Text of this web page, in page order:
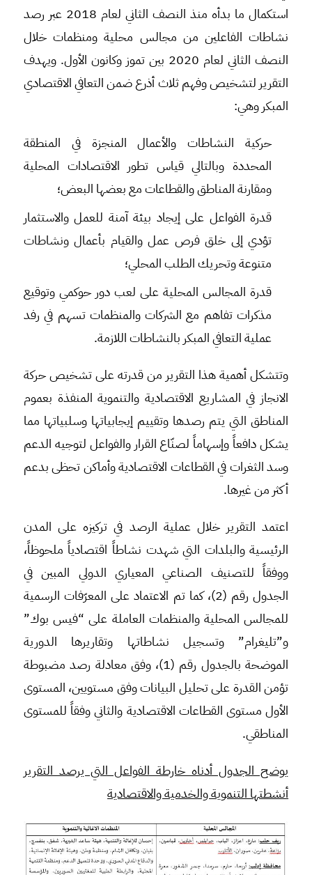
استكمال ما بدأه منذ النصف الثاني لعام 2018 عبر رصد
نشاطات الفاعلين من مجالس محلية ومنظمات خلال
النصف الثاني لعام 2020 بين تموز وكانون الأول. ويهدف
التقرير لتشخيص وفهم ثلاث أذرع ضمن التعافي الاقتصادي
المبكر وهي:
حركية النشاطات والأعمال المنجزة في المنطقة
المحددة وبالتالي قياس تطور الاقتصادات المحلية
ومقارنة المناطق والقطاعات مع بعضها البعض؛
قدرة الفواعل على إيجاد بيئة آمنة للعمل والاستثمار
تؤدي إلى خلق فرص عمل والقيام بأعمال ونشاطات
متنوعة وتحريك الطلب المحلي؛
قدرة المجالس المحلية على لعب دور حوكمي وتوقيع
مذكرات تفاهم مع الشركات والمنظمات تسهم في رفد
عملية التعافي المبكر بالنشاطات اللازمة.
وتتشكل أهمية هذا التقرير من قدرته على تشخيص حركة
الانجاز في المشاريع الاقتصادية والتنموية المنفذة بعموم
المناطق التي يتم رصدها وتقييم إيجابياتها وسلبياتها مما
يشكل دافعاً وإسهاماً لصنّاع القرار والفواعل لتوجيه الدعم
وسد الثغرات في القطاعات الاقتصادية وأماكن تحظى بدعم
أكثر من غيرها.
اعتمد التقرير خلال عملية الرصد في تركيزه على المدن
الرئيسية والبلدات التي شهدت نشاطاً اقتصادياً ملحوظاً،
ووفقاً للتصنيف الصناعي المعياري الدولي المبين في
الجدول رقم (2)، كما تم الاعتماد على المعرّفات الرسمية
للمجالس المحلية والمنظمات العاملة على “فيس بوك”
و”تليغرام” وتسجيل نشاطاتها وتقاريرها الدورية
الموضحة بالجدول رقم (1)، وفق معادلة رصد مضبوطة
تؤمن القدرة على تحليل البيانات وفق مستويين، المستوى
الأول مستوى القطاعات الاقتصادية والثاني وفقاً للمستوى
المناطقي.
يوضح الجدول أدناه خارطة الفواعل التي يرصد التقرير
أنشطتها التنموية والخدمية والاقتصادية